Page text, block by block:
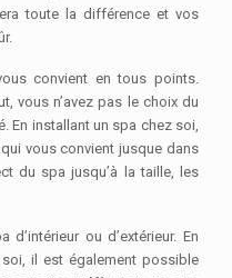
toute la différence et vos
convient en tous points.
vous n’avez pas le choix du
En installant un spa chez soi,
vous convient jusque dans
du spa jusqu’à la taille, les
ou d’extérieur. En
il est également possible